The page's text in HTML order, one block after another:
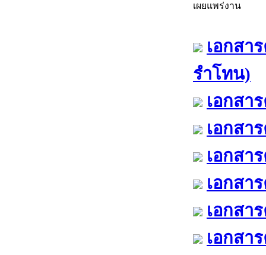
เผยแพร่งาน
เอกสา
รำโทน)
เอกสา
เอกสา
เอกสา
เอกสา
เอกสา
เอกสา